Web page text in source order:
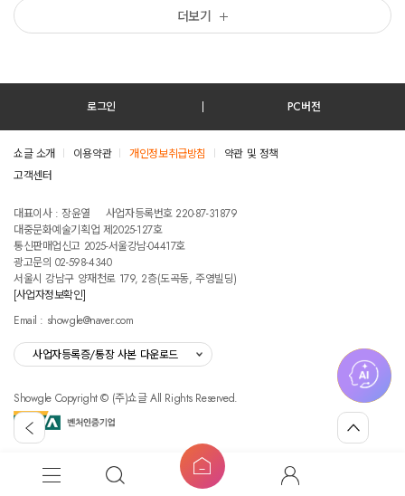
더보기
홈
버
튼
뒤
가
섭
외
공
고
맨
위
로
로그인 PC버전
쇼글 소개 이용약관 개인정보취급방침
약관 및 정책
고객센터
대표이사 : 장윤열
사업자등록번호 220-87-31879
대중문화예술기획업 제2025-127호
통신판매업신고 2025-서울강남-04417호
광고문의 02-598-4340
서울시 강남구 양재천로 179, 2층(도곡동, 주영빌딩)
[사업자정보확인]
Email : showgle@naver.com
사업자등록증/통장 사본 다운로드
Showgle Copyright © (주)쇼글 All Rights Reserved.